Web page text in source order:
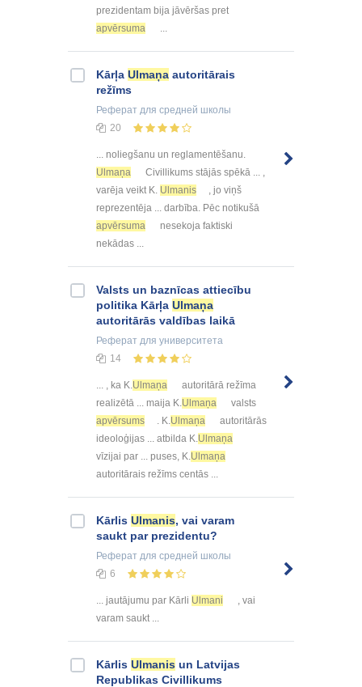
prezidentam bija jāvēršas pret
apvērsuma
...
Kārļa Ulmaņa autoritārais
režīms
Реферат для средней школы
20
... noliegšanu un reglamentēšanu.
Ulmaņa
Civillikums stājās spēkā ... ,
varēja veikt K. Ulmanis
, jo viņš
reprezentēja ... darbība. Pēc notikušā
apvērsuma
nesekoja faktiski
nekādas ...
Valsts un baznīcas attiecību
politika Kārļa Ulmaņa
autoritārās valdības laikā
Реферат для университета
14
... , ka K. Ulmaņa
autoritārā režīma
realizētā ... maija K. Ulmaņa
valsts
apvērsums
. K. Ulmaņa
autoritārās
ideoloģijas ... atbilda K. Ulmaņa
vīzijai par ... puses, K. Ulmaņa
autoritārais režīms centās ...
Kārlis Ulmanis, vai varam
saukt par prezidentu?
Реферат для средней школы
6
... jautājumu par Kārli Ulmani
, vai
varam saukt ...
Kārlis Ulmanis un Latvijas
Republikas Civillikums